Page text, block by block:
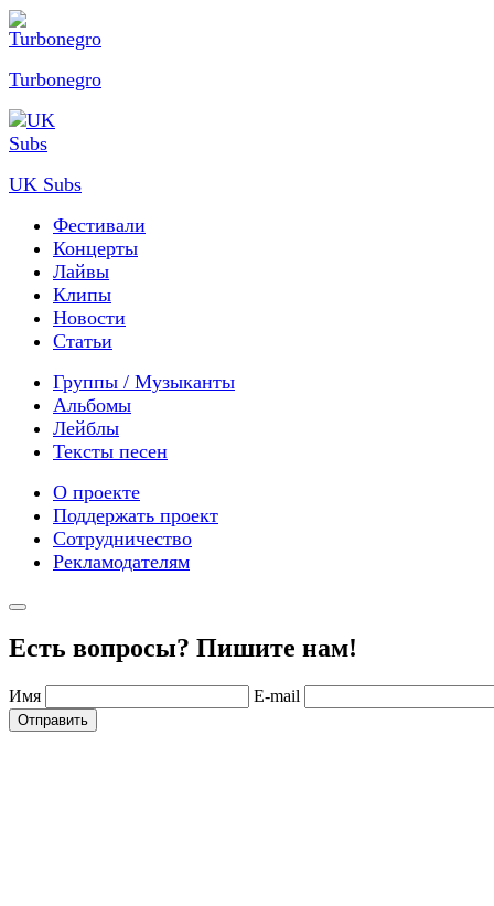
Turbonegro
UK Subs
Фестивали
Концерты
Лайвы
Клипы
Новости
Статьи
Группы / Музыканты
Альбомы
Лейблы
Тексты песен
О проекте
Поддержать проект
Сотрудничество
Рекламодателям
Есть вопросы? Пишите нам!
Имя E-mail